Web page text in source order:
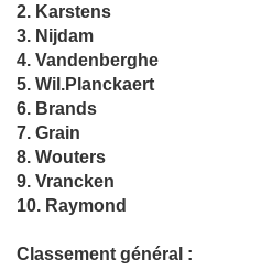
2. Karstens
3. Nijdam
4. Vandenberghe
5. Wil.Planckaert
6. Brands
7. Grain
8. Wouters
9. Vrancken
10. Raymond
Classement général :